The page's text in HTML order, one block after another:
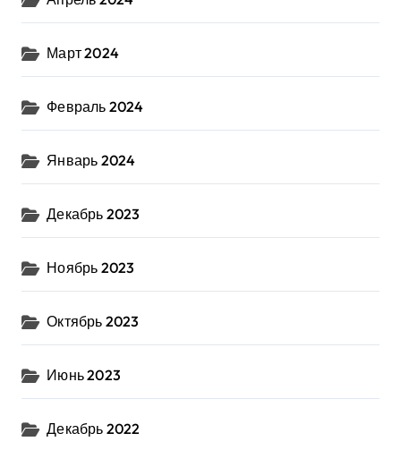
Март 2024
Февраль 2024
Январь 2024
Декабрь 2023
Ноябрь 2023
Октябрь 2023
Июнь 2023
Декабрь 2022